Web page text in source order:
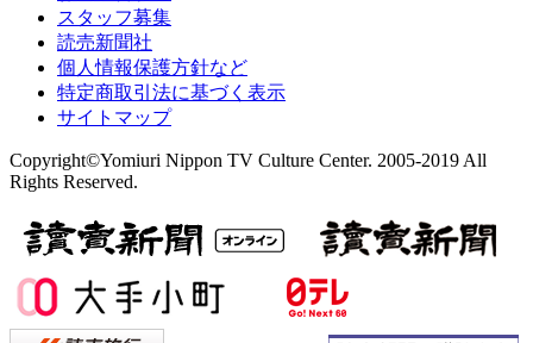
スタッフ募集
読売新聞社
個人情報保護方針など
特定商取引法に基づく表示
サイトマップ
Copyright©Yomiuri Nippon TV Culture Center. 2005-2019 All
Rights Reserved.